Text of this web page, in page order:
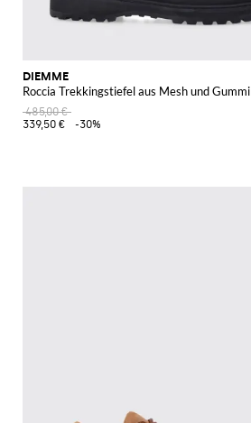
DIEMME
Roccia Trekkingstiefel aus Mesh und Gummi
485,00 €
339,50 €
-30%